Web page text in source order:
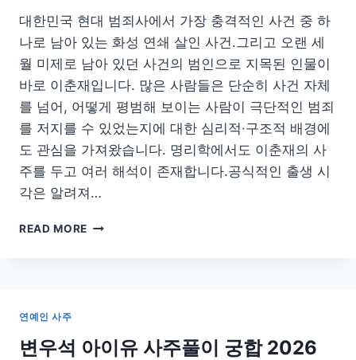
대한민국 현대 범죄사에서 가장 충격적인 사건 중 하
나로 남아 있는 화성 연쇄 살인 사건.그리고 오랜 세
월 미제로 남아 있던 사건의 범인으로 지목된 인물이
바로 이춘재입니다. 많은 사람들은 단순히 사건 자체
를 넘어, 어떻게 평범해 보이는 사람이 극단적인 범죄
를 저지를 수 있었는지에 대한 심리적·구조적 배경에
도 관심을 가져왔습니다. 명리학에서도 이춘재의 사
주를 두고 여러 해석이 존재합니다.공식적인 출생 시
각은 알려져…
READ MORE
연예인 사주
변우석 아이유 사주풀이 궁합 2026